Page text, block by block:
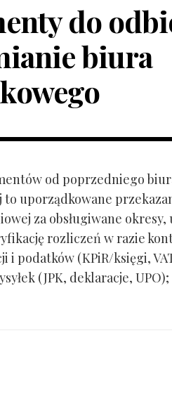
do
biura
od poprzedniego
to uporządkowane
za obsługiwane okresy,
rozliczeń w razie
i podatków (KPiR/księgi,
(JPK, deklaracje, UPO);